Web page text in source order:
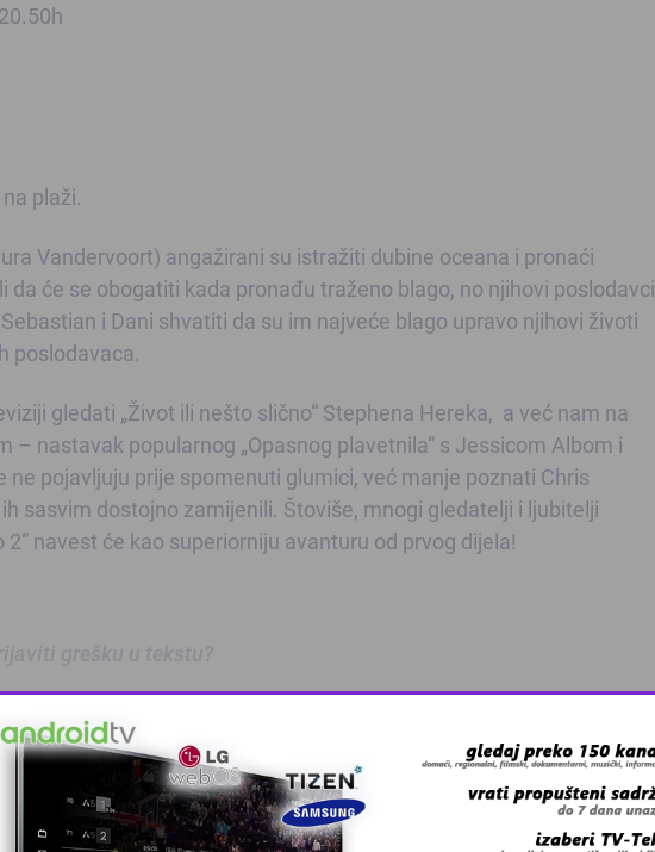
plaži.
Vandervoort) angažirani su istražiti dubine oceana i pronaći
da će se obogatiti kada pronađu traženo blago, no njihovi poslodavci
i Dani shvatiti da su im najveće blago upravo njihovi životi
poslodavaca.
gledati „Život ili nešto slično“ Stephena Hereka, a već nam na
– nastavak popularnog „Opasnog plavetnila“ s Jessicom Albom i
ne pojavljuju prije spomenuti glumici, već manje poznati Chris
sasvim dostojno zamijenili. Štoviše, mnogi gledatelji i ljubitelji
navest će kao superiorniju avanturu od prvog dijela!